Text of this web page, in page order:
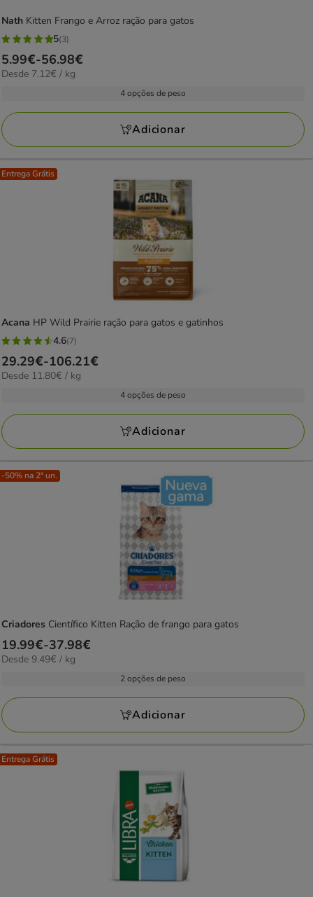
Nath Kitten Frango e Arroz ração para gatos
5
estrelas
com
avaliações
5(3)
Preço
de
56.98€
5.99€-56.98€
7.12€
Desde 7.12€ / kg
4 opções de peso
Adicionar
Entrega Grátis
Acana HP Wild Prairie ração para gatos e gatinhos
4.6
estrelas
com
avaliações
4.6(7)
Preço
de
106.21€
29.29€-106.21€
11.80€
Desde 11.80€ / kg
4 opções de peso
Adicionar
-50% na 2ª un.
Criadores Científico Kitten Ração de frango para gatos
Preço
de
37.98€
19.99€-37.98€
9.49€
Desde 9.49€ / kg
2 opções de peso
Adicionar
Entrega Grátis